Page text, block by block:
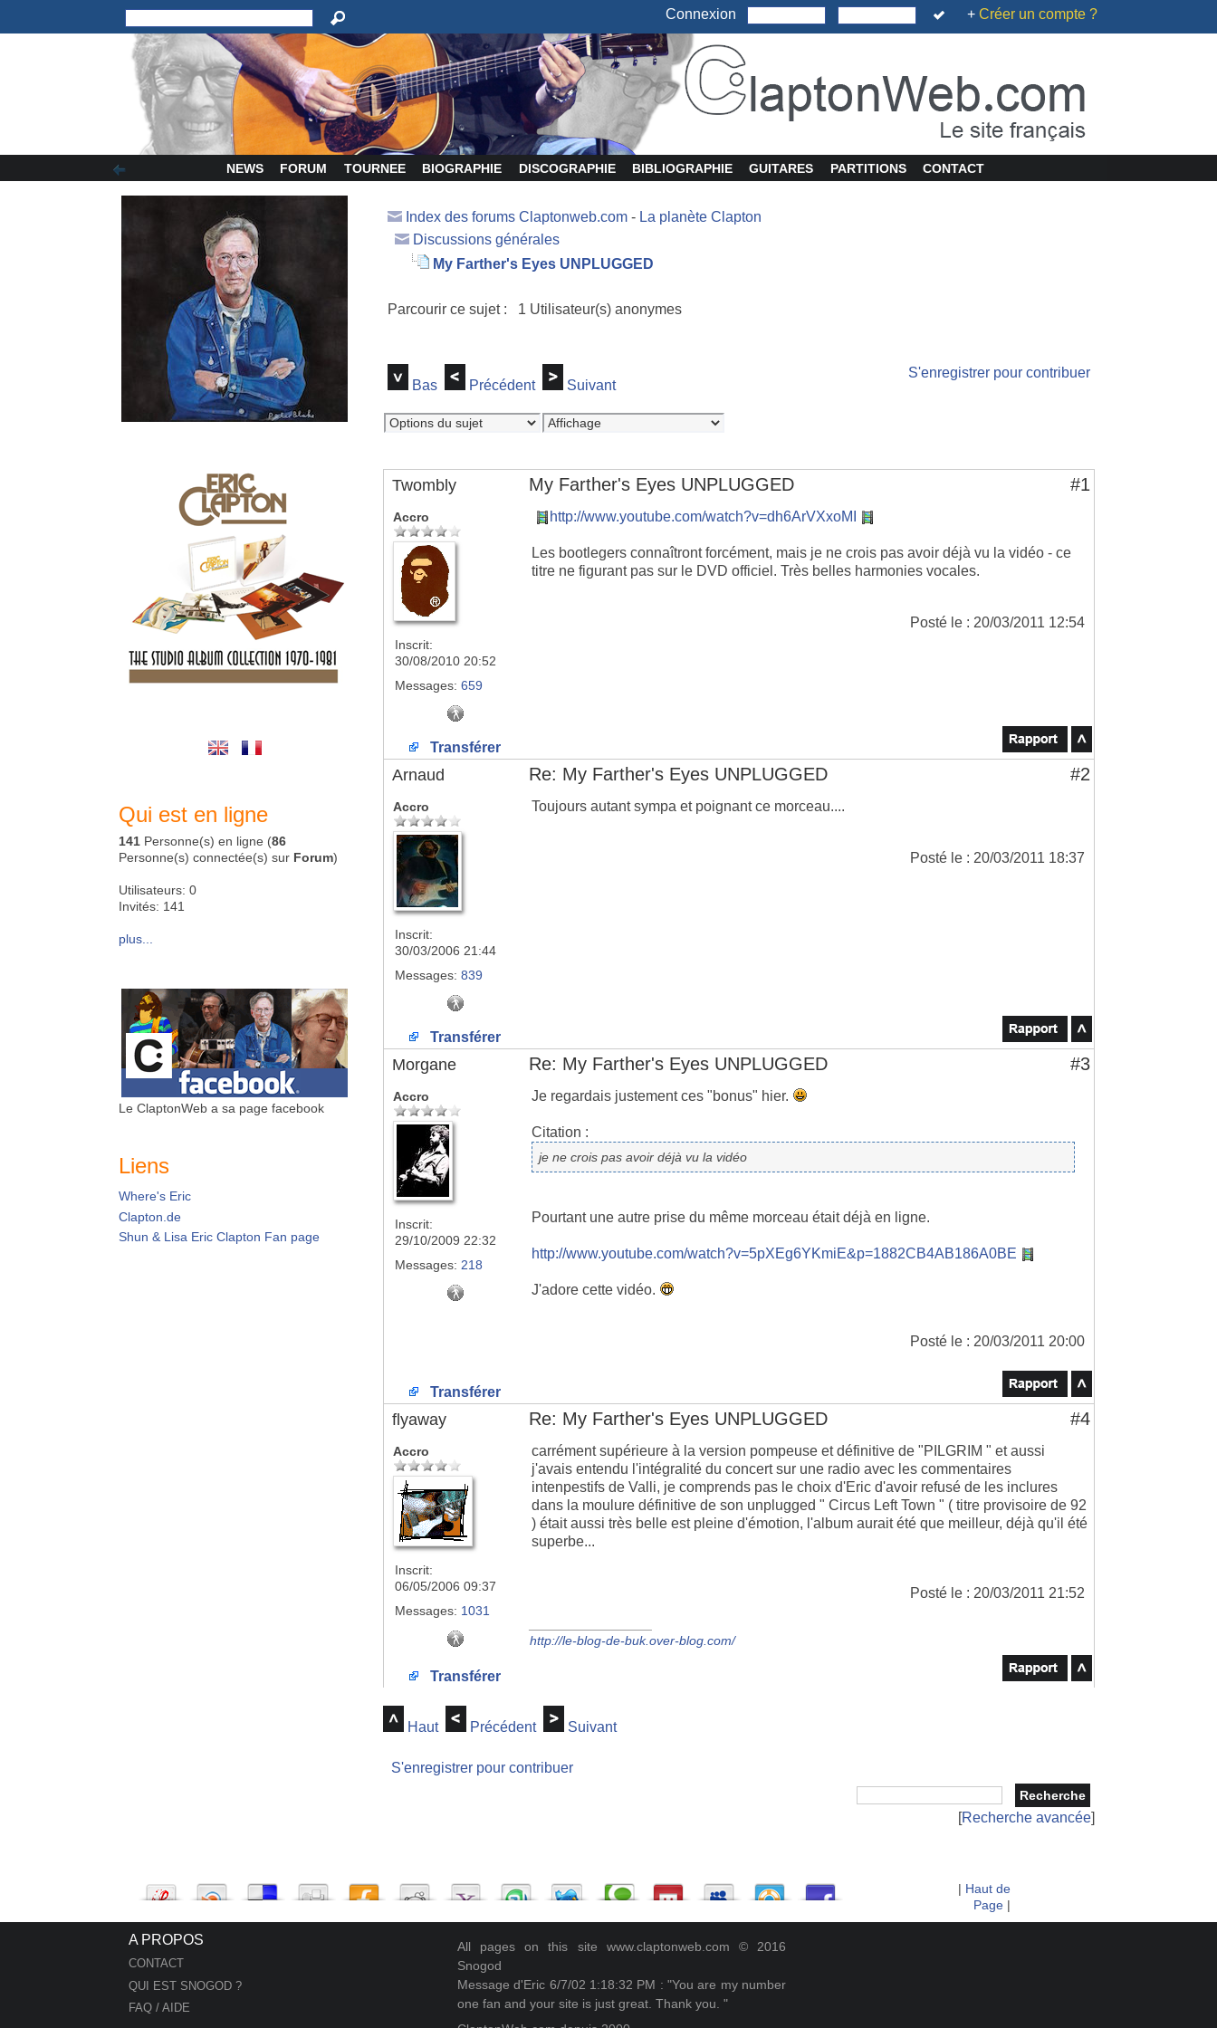
Connexion + Créer un compte ?
NEWS FORUM TOURNEE BIOGRAPHIE DISCOGRAPHIE BIBLIOGRAPHIE GUITARES PARTITIONS CONTACT
Qui est en ligne
141 Personne(s) en ligne (86
Personne(s) connectée(s) sur Forum)
Utilisateurs: 0
Invités: 141
plus...
Le ClaptonWeb a sa page facebook
Liens
Where's Eric
Clapton.de
Shun & Lisa Eric Clapton Fan page
Index des forums Claptonweb.com - La planète Clapton
Discussions générales
My Farther's Eyes UNPLUGGED
Parcourir ce sujet : 1 Utilisateur(s) anonymes
Bas Précédent Suivant
S'enregistrer pour contribuer
Twombly My Farther's Eyes UNPLUGGED #1
Accro
Inscrit:
30/08/2010 20:52
Messages: 659
http://www.youtube.com/watch?v=dh6ArVXxoMI
Les bootlegers connaîtront forcément, mais je ne crois pas avoir déjà vu la vidéo - ce
titre ne figurant pas sur le DVD officiel. Très belles harmonies vocales.
Posté le : 20/03/2011 12:54
Transférer
Arnaud Re: My Farther's Eyes UNPLUGGED #2
Accro
Inscrit:
30/03/2006 21:44
Messages: 839
Toujours autant sympa et poignant ce morceau....
Posté le : 20/03/2011 18:37
Transférer
Morgane Re: My Farther's Eyes UNPLUGGED #3
Accro
Inscrit:
29/10/2009 22:32
Messages: 218
Je regardais justement ces "bonus" hier.
Citation :
je ne crois pas avoir déjà vu la vidéo
Pourtant une autre prise du même morceau était déjà en ligne.
http://www.youtube.com/watch?v=5pXEg6YKmiE&p=1882CB4AB186A0BE
J'adore cette vidéo.
Posté le : 20/03/2011 20:00
Transférer
flyaway Re: My Farther's Eyes UNPLUGGED #4
Accro
Inscrit:
06/05/2006 09:37
Messages: 1031
carrément supérieure à la version pompeuse et définitive de "PILGRIM " et aussi
j'avais entendu l'intégralité du concert sur une radio avec les commentaires
intenpestifs de Valli, je comprends pas le choix d'Eric d'avoir refusé de les inclures
dans la moulure définitive de son unplugged " Circus Left Town " ( titre provisoire de 92
) était aussi très belle est pleine d'émotion, l'album aurait été que meilleur, déjà qu'il été
superbe...
Posté le : 20/03/2011 21:52
http://le-blog-de-buk.over-blog.com/
Transférer
Haut Précédent Suivant
S'enregistrer pour contribuer
[Recherche avancée]
| Haut de
Page|
A PROPOS
CONTACT
QUI EST SNOGOD ?
FAQ / AIDE
All pages on this site www.claptonweb.com © 2016
Snogod
Message d'Eric 6/7/02 1:18:32 PM : "You are my number
one fan and your site is just great. Thank you. "